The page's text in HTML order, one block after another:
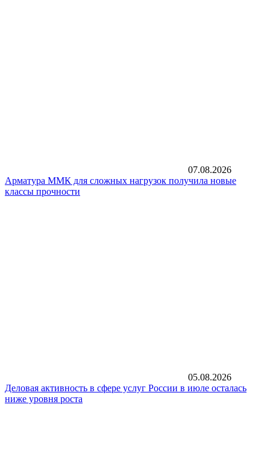
07.08.2026
Арматура ММК для сложных нагрузок получила новые
классы прочности
05.08.2026
Деловая активность в сфере услуг России в июле осталась
ниже уровня роста